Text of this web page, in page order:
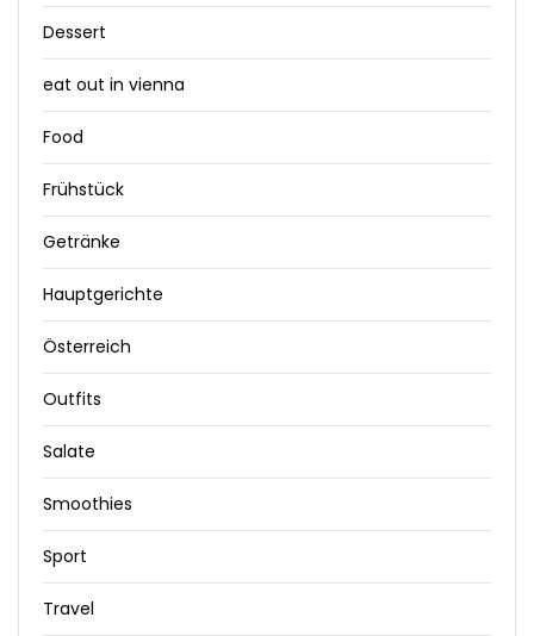
Dessert
eat out in vienna
Food
Frühstück
Getränke
Hauptgerichte
Österreich
Outfits
Salate
Smoothies
Sport
Travel